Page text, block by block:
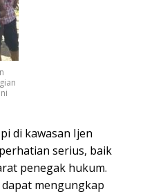
di kawasan Ijen
serius, baik
penegak hukum.
mengungkap